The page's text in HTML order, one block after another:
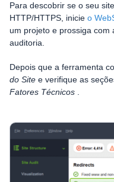
Para descobrir se o seu
HTTP/HTTPS, inicie o
um projeto e prossiga com
auditoria.
Depois que a ferramenta
do Site e verifique as
Fatores Técnicos .